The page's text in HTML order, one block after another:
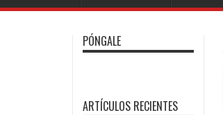
PÓNGALE
ARTÍCULOS RECIENTES